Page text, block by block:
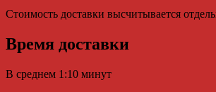
Стоимость доставки высчитывается
Время доставки
В среднем 1:10 минут